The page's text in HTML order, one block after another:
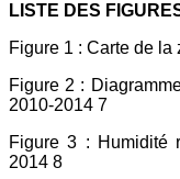
LISTE DES
Figure 1 : Carte de la
Figure 2 :
2010-2014 7
Figure 3 : Humidité
2014 8